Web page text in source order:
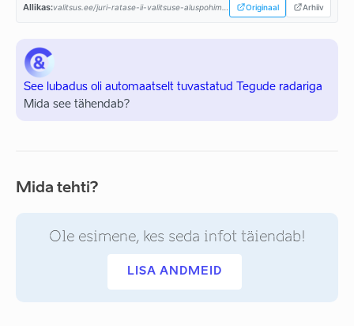
Allikas: Originaal Arhiiv
See lubadus oli automaatselt tuvastatud Tegude radariga
Mida see tähendab?
Mida tehti?
Ole esimene, kes seda infot täiendab!
LISA ANDMEID